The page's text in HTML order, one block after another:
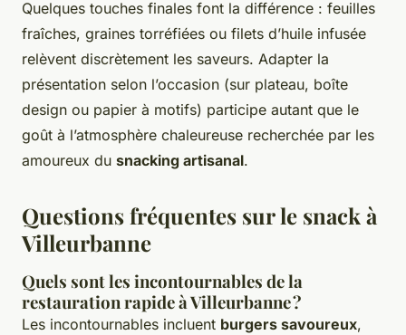
Quelques touches finales font la différence : feuilles
fraîches, graines torréfiées ou filets d’huile infusée
relèvent discrètement les saveurs. Adapter la
présentation selon l’occasion (sur plateau, boîte
design ou papier à motifs) participe autant que le
goût à l’atmosphère chaleureuse recherchée par les
amoureux du snacking artisanal.
Questions fréquentes sur le snack à
Villeurbanne
Quels sont les incontournables de la
restauration rapide à Villeurbanne ?
Les incontournables incluent burgers savoureux,